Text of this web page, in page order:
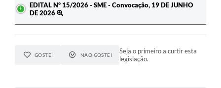
EDITAL Nº 15/2026 - SME - Convocação, 19 DE JUNHO
DE 2026
GOSTEI NÃO GOSTEI
Seja o primeiro a curtir esta
legislação.